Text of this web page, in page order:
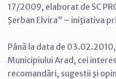
17/2009, elaborat de SC
Şerban Elvira” – iniţiativa
Până la data de
Municipiului Arad, cei
recomandări, sugestii şi